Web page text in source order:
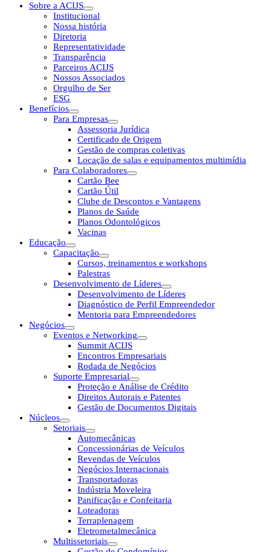
Sobre a ACIJS
Institucional
Nossa história
Diretoria
Representatividade
Transparência
Parceiros ACIJS
Nossos Associados
Orgulho de Ser
ESG
Benefícios
Para Empresas
Assessoria Jurídica
Certificado de Origem
Gestão de compras coletivas
Locação de salas e equipamentos multimídia
Para Colaboradores
Cartão Bee
Cartão Útil
Clube de Descontos e Vantagens
Planos de Saúde
Planos Odontológicos
Vacinas
Educação
Capacitação
Cursos, treinamentos e workshops
Palestras
Desenvolvimento de Líderes
Desenvolvimento de Líderes
Diagnóstico de Perfil Empreendedor
Mentoria para Empreendedores
Negócios
Eventos e Networking
Summit ACIJS
Encontros Empresariais
Rodada de Negócios
Suporte Empresarial
Proteção e Análise de Crédito
Direitos Autorais e Patentes
Gestão de Documentos Digitais
Núcleos
Setoriais
Automecânicas
Concessionárias de Veículos
Revendas de Veículos
Negócios Internacionais
Transportadoras
Indústria Moveleira
Panificação e Confeitaria
Loteadoras
Terraplenagem
Eletrometalmecânica
Multissetoriais